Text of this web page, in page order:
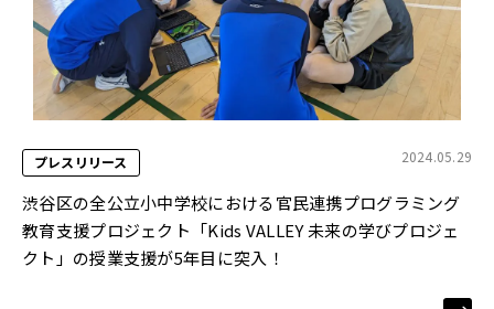
プレスリリース 2024.05.29
渋谷区の全公立小中学校における官民連携プログラミング
教育支援プロジェクト「Kids VALLEY 未来の学びプロジェ
クト」の授業支援が5年目に突入！